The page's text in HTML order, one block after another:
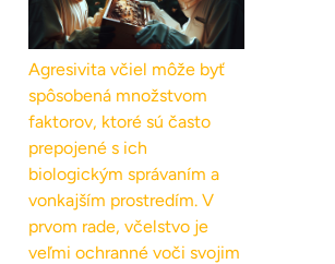
Agresivita včiel môže byť
spôsobená množstvom
faktorov, ktoré sú často
prepojené s ich
biologickým správaním a
vonkajším prostredím. V
prvom rade, včelstvo je
veľmi ochranné voči svojim